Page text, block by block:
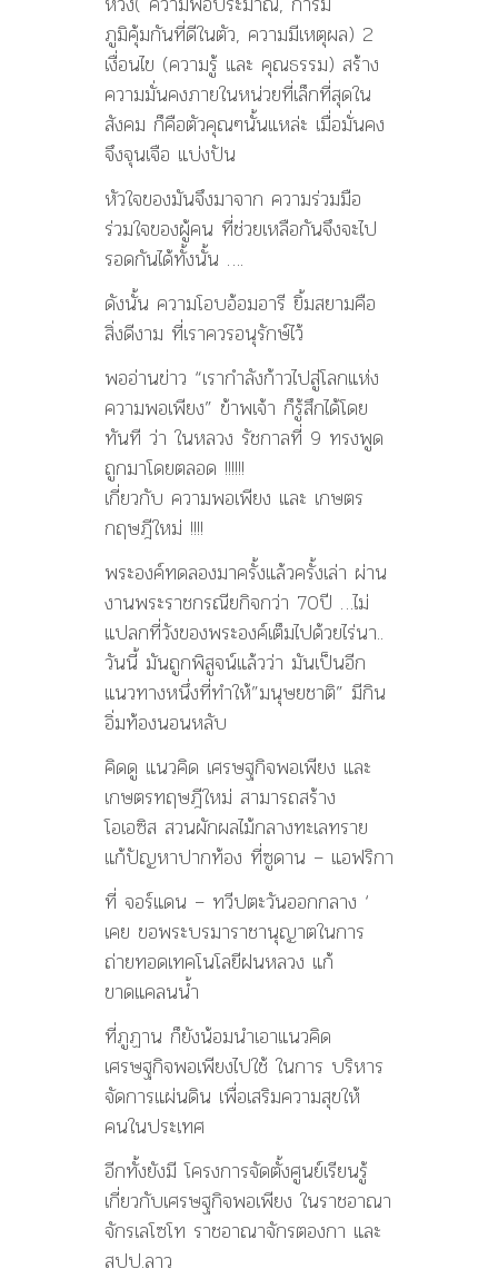
ภูมิคุ้มกันที่ดีในตัว, ความมีเหตุผล) 2
เงื่อนไข (ความรู้ และ คุณธรรม) สร้าง
ความมั่นคงภายในหน่วยที่เล็กที่สุดใน
สังคม ก็คือตัวคุณๆนั้นแหล่ะ เมื่อมั่นคง
จึงจุนเจือ แบ่งปัน
หัวใจของมันจึงมาจาก ความร่วมมือ
ร่วมใจของผู้คน ที่ช่วยเหลือกันจึงจะไป
รอดกันได้ทั้งนั้น ….
ดังนั้น ความโอบอ้อมอารี ยิ้มสยามคือ
สิ่งดีงาม ที่เราควรอนุรักษ์ไว้
พออ่านข่าว “เรากำลังก้าวไปสู่โลกแห่ง
ความพอเพียง” ข้าพเจ้า ก็รู้สึกได้โดย
ทันที ว่า ในหลวง รัชกาลที่ 9 ทรงพูด
ถูกมาโดยตลอด !!!!!!
เกี่ยวกับ ความพอเพียง และ เกษตร
กฤษฎีใหม่ !!!!
พระองค์ทดลองมาครั้งแล้วครั้งเล่า ผ่าน
งานพระราชกรณียกิจกว่า 70ปี …ไม่
แปลกที่วังของพระองค์เต็มไปด้วยไร่นา..
วันนี้ มันถูกพิสูจน์แล้วว่า มันเป็นอีก
แนวทางหนึ่งที่ทำให้”มนุษยชาติ” มีกิน
อิ่มท้องนอนหลับ
คิดดู แนวคิด เศรษฐกิจพอเพียง และ
เกษตรทฤษฎีใหม่ สามารถสร้าง
โอเอซิส สวนผักผลไม้กลางทะเลทราย
แก้ปัญหาปากท้อง ที่ซูดาน – แอฟริกา
ที่ จอร์แดน – ทวีปตะวันออกกลาง ‘
เคย ขอพระบรมาราชานุญาตในการ
ถ่ายทอดเทคโนโลยีฝนหลวง แก้
ขาดแคลนน้ำ
ที่ภูฏาน ก็ยังน้อมนำเอาแนวคิด
เศรษฐกิจพอเพียงไปใช้ ในการ บริหาร
จัดการแผ่นดิน เพื่อเสริมความสุขให้
คนในประเทศ
อีกทั้งยังมี โครงการจัดตั้งศูนย์เรียนรู้
เกี่ยวกับเศรษฐกิจพอเพียง ในราชอาณา
จักรเลโซโท ราชอาณาจักรตองกา และ
สปป.ลาว